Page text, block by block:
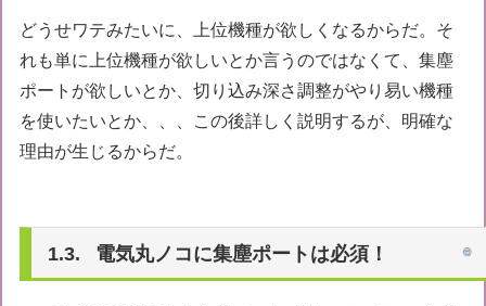
どうせワテみたいに、上位機種が欲しくなるからだ。そ
れも単に上位機種が欲しいとか言うのではなくて、集塵
ポートが欲しいとか、切り込み深さ調整がやり易い機種
を使いたいとか、、、この後詳しく説明するが、明確な
理由が生じるからだ。
電気丸ノコに集塵ポートは必須！